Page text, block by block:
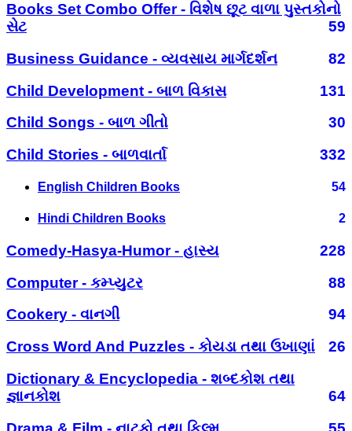
Books Set Combo Offer - વિશેષ છૂટ વાળા પુસ્તકોનો
સેટ
59
Business Guidance - વ્યવસાય માર્ગદર્શન
82
Child Development - બાળ વિકાસ
131
Child Songs - બાળ ગીતો
30
Child Stories - બાળવાર્તા
332
English Children Books 54
Hindi Children Books 2
Comedy-Hasya-Humor - હાસ્ય
228
Computer - કમ્પ્યુટર
88
Cookery - વાનગી
94
Cross Word And Puzzles - કોયડા તથા ઉખાણાં
26
Dictionary & Encyclopedia - શબ્દકોશ તથા
જ્ઞાનકોશ
64